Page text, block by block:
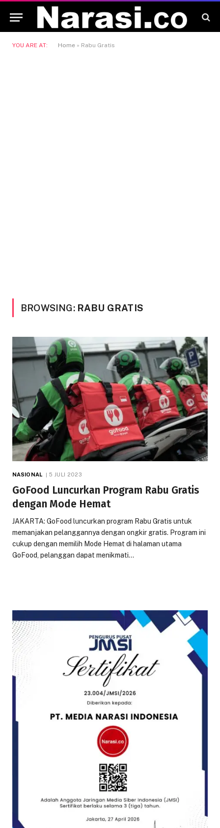
YOU ARE AT: Home » Rabu Gratis
BROWSING: RABU GRATIS
NASIONAL 5 JULI 2023
GoFood Luncurkan Program Rabu Gratis
dengan Mode Hemat
JAKARTA: GoFood luncurkan program Rabu Gratis untuk
memanjakan pelanggannya dengan ongkir gratis. Program ini
cukup dengan memilih Mode Hemat di halaman utama
GoFood, pelanggan dapat menikmati…